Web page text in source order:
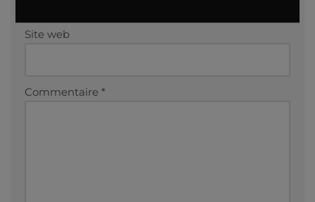
Site web
Commentaire *